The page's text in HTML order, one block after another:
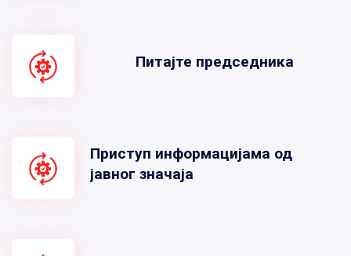
Питајте председника
Приступ информацијама од
јавног значаја